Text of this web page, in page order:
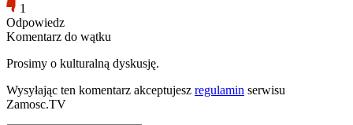
1
Odpowiedz
Komentarz do wątku
Prosimy o kulturalną dyskusję.
Wysyłając ten komentarz akceptujesz regulamin serwisu
Zamosc.TV